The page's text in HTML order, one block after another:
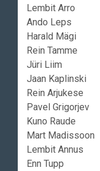
Lembit Arro
Ando Leps
Harald Mägi
Rein Tamme
Jüri Liim
Jaan Kaplinski
Rein Arjukese
Pavel Grigorjev
Kuno Raude
Mart Madissoon
Lembit Annus
Enn Tupp